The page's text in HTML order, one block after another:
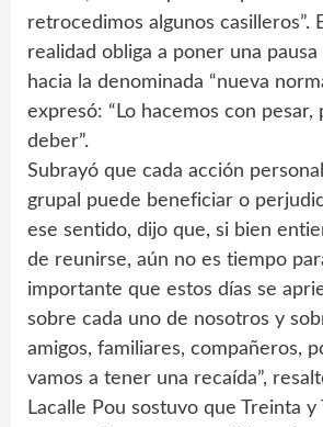
retrocedimos algunos casilleros”.
realidad obliga a poner una
hacia la denominada “nueva
expresó: “Lo hacemos con
deber”.
Subrayó que cada acción
grupal puede beneficiar o
ese sentido, dijo que, si bien
de reunirse, aún no es tiempo
importante que estos días se
sobre cada uno de nosotros y
amigos, familiares, compañeros,
vamos a tener una recaída”,
Lacalle Pou sostuvo que Treinta